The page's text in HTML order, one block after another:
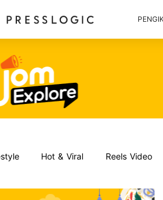
Hot & Viral Reels Video